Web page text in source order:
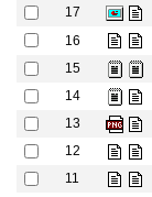
17
16
15
14
13
12
11